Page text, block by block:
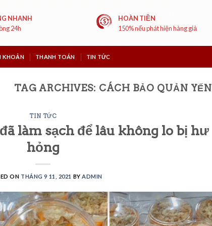
NHANH
24h
HOÀN TIỀN
150% nếu phát hiện hàng giả
KHOẢN THANH TOÁN TIN TỨC
TAG ARCHIVES: CÁCH BẢO QUẢN YẾN
TIN TỨC
làm sạch để lâu không lo bị hư
hỏng
ON THÁNG 9 11, 2021 BYADMIN